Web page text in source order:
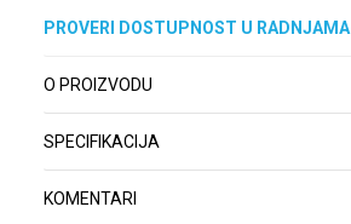
PROVERI DOSTUPNOST U RADNJAMA
O PROIZVODU
SPECIFIKACIJA
KOMENTARI